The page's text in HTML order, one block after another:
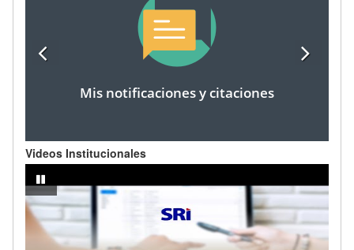
Mis notificaciones y citaciones
Videos Institucionales
pausar